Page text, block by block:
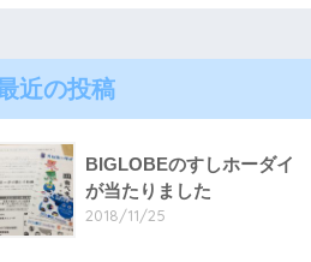
近の投稿
BIGLOBEのすしホーダイ
が当たりました
2018/11/25